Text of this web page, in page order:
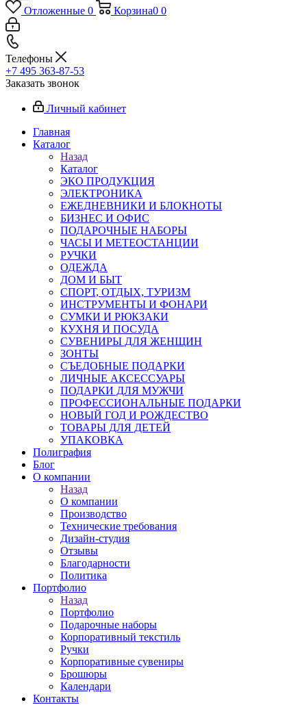
Отложенные 0 Корзина0 0
Телефоны
+7 495 363-87-53
Заказать звонок
Личный кабинет
Главная
Каталог
Назад
Каталог
ЭКО ПРОДУКЦИЯ
ЭЛЕКТРОНИКА
ЕЖЕДНЕВНИКИ И БЛОКНОТЫ
БИЗНЕС И ОФИС
ПОДАРОЧНЫЕ НАБОРЫ
ЧАСЫ И МЕТЕОСТАНЦИИ
РУЧКИ
ОДЕЖДА
ДОМ И БЫТ
СПОРТ, ОТДЫХ, ТУРИЗМ
ИНСТРУМЕНТЫ И ФОНАРИ
СУМКИ И РЮКЗАКИ
КУХНЯ И ПОСУДА
СУВЕНИРЫ ДЛЯ ЖЕНЩИН
ЗОНТЫ
СЪЕДОБНЫЕ ПОДАРКИ
ЛИЧНЫЕ АКСЕССУАРЫ
ПОДАРКИ ДЛЯ МУЖЧИ
ПРОФЕССИОНАЛЬНЫЕ ПОДАРКИ
НОВЫЙ ГОД И РОЖДЕСТВО
ТОВАРЫ ДЛЯ ДЕТЕЙ
УПАКОВКА
Полиграфия
Блог
О компании
Назад
О компании
Производство
Технические требования
Дизайн-студия
Отзывы
Благодарности
Политика
Портфолио
Назад
Портфолио
Подарочные наборы
Корпоративный текстиль
Ручки
Корпоративные сувениры
Брошюры
Календари
Контакты